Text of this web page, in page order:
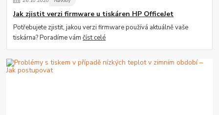
Jak zjistit verzi firmware u tiskáren HP OfficeJet
Potřebujete zjistit, jakou verzi firmware používá aktuálně vaše
tiskárna? Poradíme vámčíst celé